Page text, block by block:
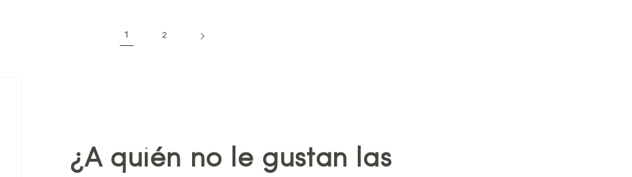
1 2
¿A quién no le gustan las